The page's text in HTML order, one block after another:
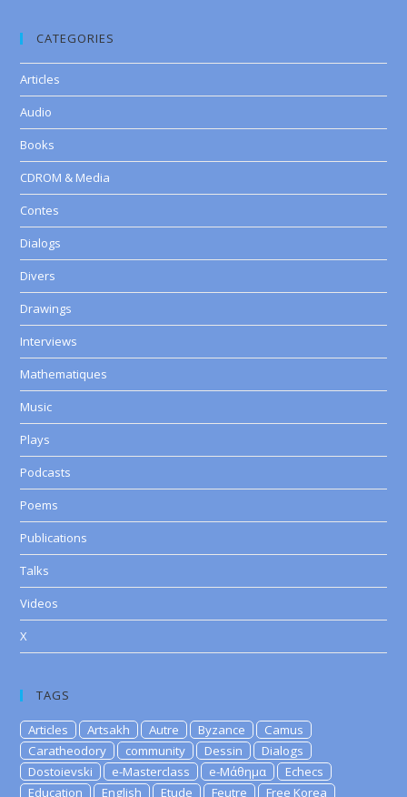
CATEGORIES
Articles
Audio
Books
CDROM & Media
Contes
Dialogs
Divers
Drawings
Interviews
Mathematiques
Music
Plays
Podcasts
Poems
Publications
Talks
Videos
X
TAGS
Articles Artsakh Autre Byzance
Camus
Caratheodory
community Dessin
Dialogs
Dostoievski
e-Masterclass e-Μάθημα
Echecs
Education
English Etude Feutre
Free Korea